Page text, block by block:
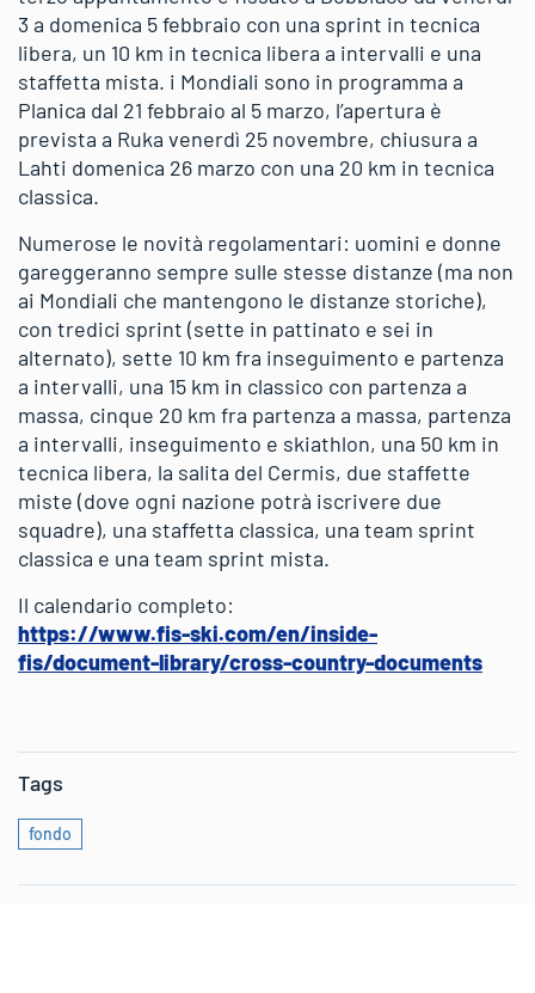
3 a domenica 5 febbraio con una sprint in tecnica
libera, un 10 km in tecnica libera a intervalli e una
staffetta mista. i Mondiali sono in programma a
Planica dal 21 febbraio al 5 marzo, l’apertura è
prevista a Ruka venerdì 25 novembre, chiusura a
Lahti domenica 26 marzo con una 20 km in tecnica
classica.
Numerose le novità regolamentari: uomini e donne
gareggeranno sempre sulle stesse distanze (ma non
ai Mondiali che mantengono le distanze storiche),
con tredici sprint (sette in pattinato e sei in
alternato), sette 10 km fra inseguimento e partenza
a intervalli, una 15 km in classico con partenza a
massa, cinque 20 km fra partenza a massa, partenza
a intervalli, inseguimento e skiathlon, una 50 km in
tecnica libera, la salita del Cermis, due staffette
miste (dove ogni nazione potrà iscrivere due
squadre), una staffetta classica, una team sprint
classica e una team sprint mista.
Il calendario completo:
https://www.fis-ski.com/en/inside-
fis/document-library/cross-country-documents
Tags
fondo